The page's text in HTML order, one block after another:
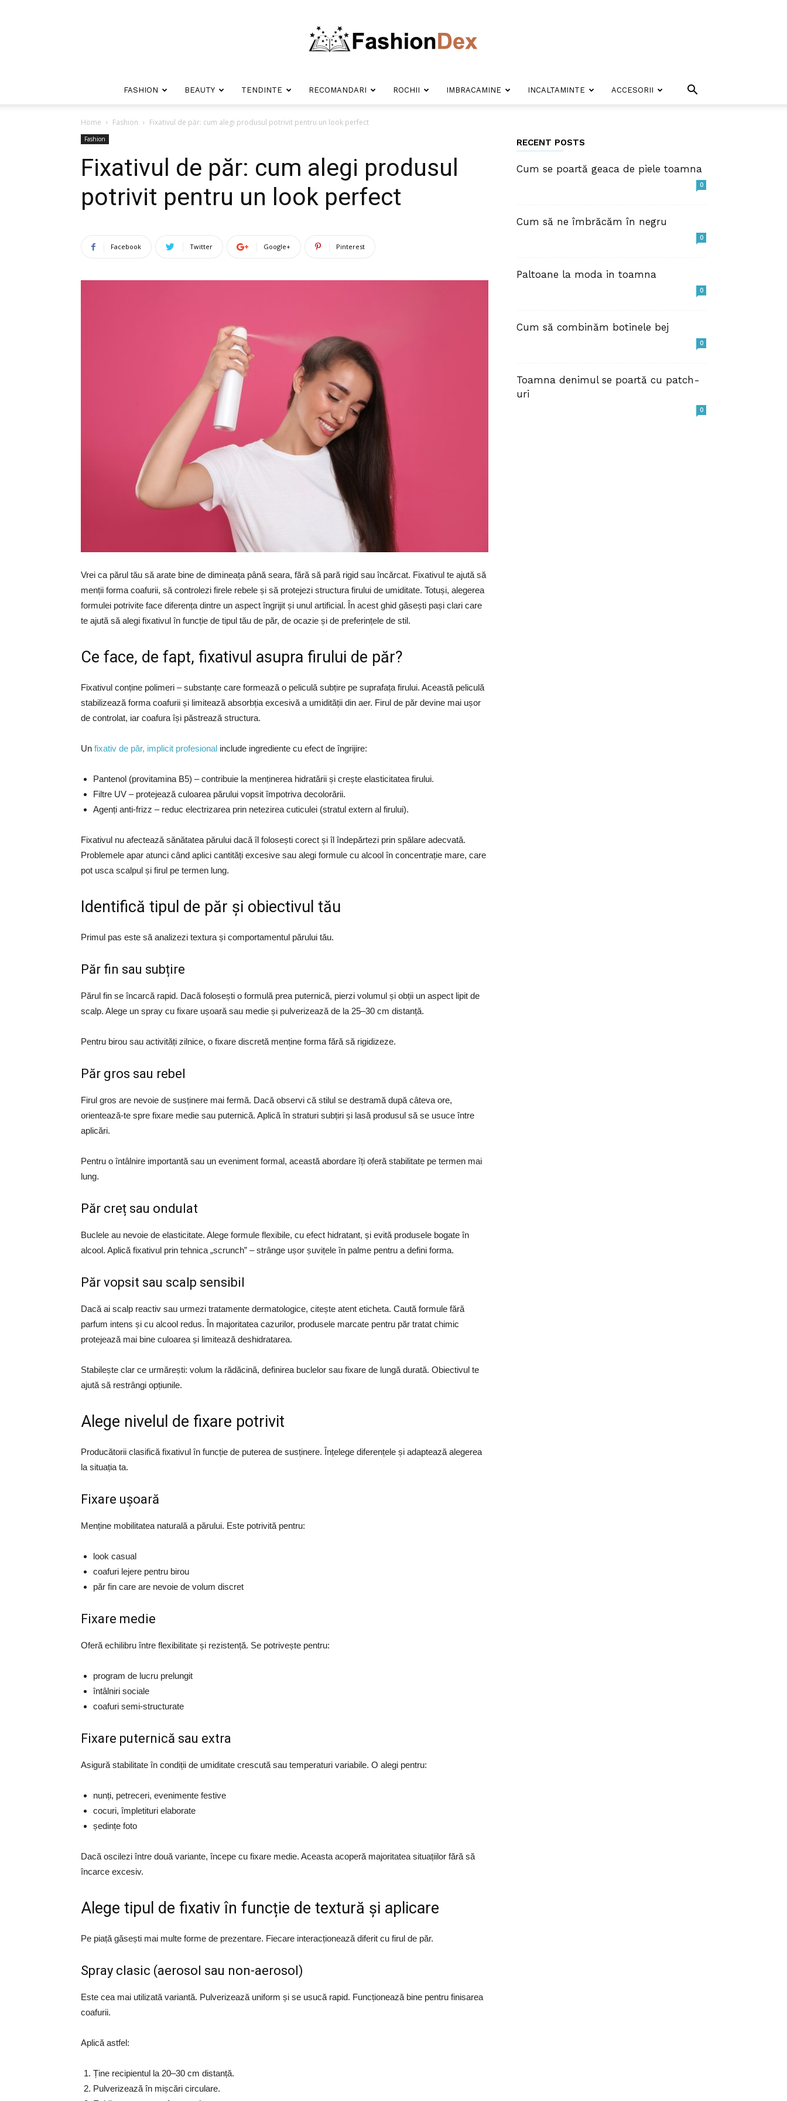
Fashion
Dex
FASHION BEAUTY TENDINTE RECOMANDARI ROCHII IMBRACAMINE INCALTAMINTE ACCESORII
Home Fashion Fixativul de păr: cum alegi produsul potrivit pentru un look perfect
Fashion
Fixativul de păr: cum alegi produsul
potrivit pentru un look perfect
Facebook Twitter Google+ Pinterest
Vrei ca părul tău să arate bine de dimineața până seara, fără să pară rigid sau încărcat. Fixativul te ajută să
menții forma coafurii, să controlezi firele rebele și să protejezi structura firului de umiditate. Totuși, alegerea
formulei potrivite face diferența dintre un aspect îngrijit și unul artificial. În acest ghid găsești pași clari care
te ajută să alegi fixativul în funcție de tipul tău de păr, de ocazie și de preferințele de stil.
Ce face, de fapt, fixativul asupra firului de păr?
Fixativul conține polimeri – substanțe care formează o peliculă subțire pe suprafața firului. Această peliculă
stabilizează forma coafurii și limitează absorbția excesivă a umidității din aer. Firul de păr devine mai ușor
de controlat, iar coafura își păstrează structura.
Un fixativ de păr, implicit profesional include ingrediente cu efect de îngrijire:
Pantenol (provitamina B5) – contribuie la menținerea hidratării și crește elasticitatea firului.
Filtre UV – protejează culoarea părului vopsit împotriva decolorării.
Agenți anti-frizz – reduc electrizarea prin netezirea cuticulei (stratul extern al firului).
Fixativul nu afectează sănătatea părului dacă îl folosești corect și îl îndepărtezi prin spălare adecvată.
Problemele apar atunci când aplici cantități excesive sau alegi formule cu alcool în concentrație mare, care
pot usca scalpul și firul pe termen lung.
Identifică tipul de păr și obiectivul tău
Primul pas este să analizezi textura și comportamentul părului tău.
Păr fin sau subțire
Părul fin se încarcă rapid. Dacă folosești o formulă prea puternică, pierzi volumul și obții un aspect lipit de
scalp. Alege un spray cu fixare ușoară sau medie și pulverizează de la 25–30 cm distanță.
Pentru birou sau activități zilnice, o fixare discretă menține forma fără să rigidizeze.
Păr gros sau rebel
Firul gros are nevoie de susținere mai fermă. Dacă observi că stilul se destramă după câteva ore,
orientează-te spre fixare medie sau puternică. Aplică în straturi subțiri și lasă produsul să se usuce între
aplicări.
Pentru o întâlnire importantă sau un eveniment formal, această abordare îți oferă stabilitate pe termen mai
lung.
Păr creț sau ondulat
Buclele au nevoie de elasticitate. Alege formule flexibile, cu efect hidratant, și evită produsele bogate în
alcool. Aplică fixativul prin tehnica „scrunch” – strânge ușor șuvițele în palme pentru a defini forma.
Păr vopsit sau scalp sensibil
Dacă ai scalp reactiv sau urmezi tratamente dermatologice, citește atent eticheta. Caută formule fără
parfum intens și cu alcool redus. În majoritatea cazurilor, produsele marcate pentru păr tratat chimic
protejează mai bine culoarea și limitează deshidratarea.
Stabilește clar ce urmărești: volum la rădăcină, definirea buclelor sau fixare de lungă durată. Obiectivul te
ajută să restrângi opțiunile.
Alege nivelul de fixare potrivit
Producătorii clasifică fixativul în funcție de puterea de susținere. Înțelege diferențele și adaptează alegerea
la situația ta.
Fixare ușoară
Menține mobilitatea naturală a părului. Este potrivită pentru:
look casual
coafuri lejere pentru birou
păr fin care are nevoie de volum discret
Fixare medie
Oferă echilibru între flexibilitate și rezistență. Se potrivește pentru:
program de lucru prelungit
întâlniri sociale
coafuri semi-structurate
Fixare puternică sau extra
Asigură stabilitate în condiții de umiditate crescută sau temperaturi variabile. O alegi pentru:
nunți, petreceri, evenimente festive
cocuri, împletituri elaborate
ședințe foto
Dacă oscilezi între două variante, începe cu fixare medie. Aceasta acoperă majoritatea situațiilor fără să
încarce excesiv.
Alege tipul de fixativ în funcție de textură și aplicare
Pe piață găsești mai multe forme de prezentare. Fiecare interacționează diferit cu firul de păr.
Spray clasic (aerosol sau non-aerosol)
Este cea mai utilizată variantă. Pulverizează uniform și se usucă rapid. Funcționează bine pentru finisarea
coafurii.
Aplică astfel:
Ține recipientul la 20–30 cm distanță.
Pulverizează în mișcări circulare.
RECENT POSTS
Cum se poartă geaca de piele toamna
0
Cum să ne îmbrăcăm în negru
0
Paltoane la moda in toamna
0
Cum să combinăm botinele bej
0
Toamna denimul se poartă cu patch-
uri
0